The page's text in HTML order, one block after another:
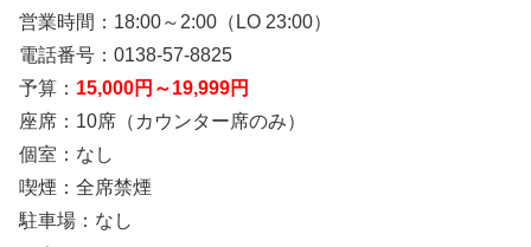
営業時間：18:00～2:00（LO 23:00）
電話番号：0138-57-8825
予算： 15,000円～19,999円
座席：10席（カウンター席のみ）
個室：なし
喫煙：全席禁煙
駐車場：なし